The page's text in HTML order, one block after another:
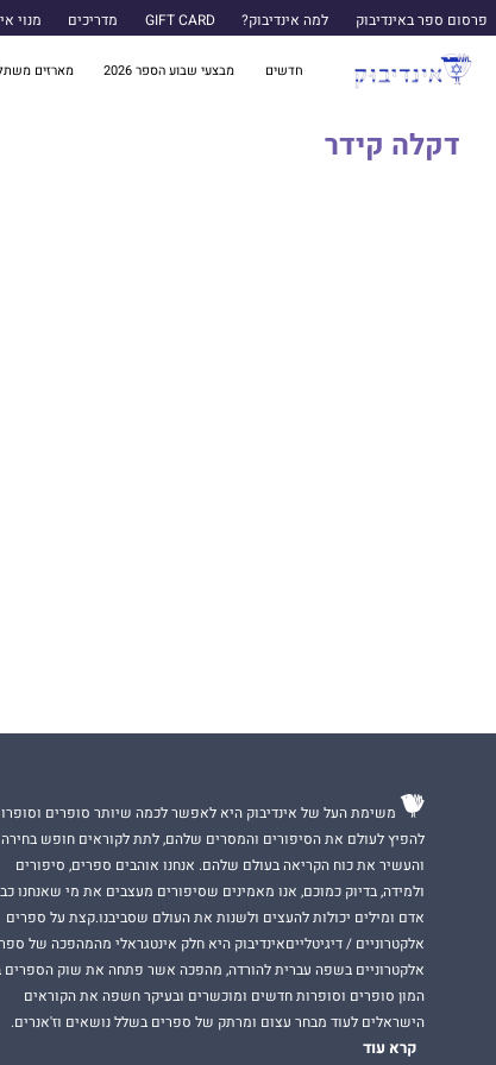
פרסום ספר באינדיבוק למה אינדיבוק? GIFT CARD מדריכים מנוי
חדשים מבצעי שבוע הספר 2026 מארזים
דקלה קידר
משימת העל של אינדיבוק היא לאפשר לכמה שיותר סופרים
להפיץ לעולם את הסיפורים והמסרים שלהם, לתת לקוראים חופש בחירה
והעשיר את כוח הקריאה בעולם שלהם. אנחנו אוהבים ספרים, סיפורים
ולמידה, בדיוק כמוכם, אנו מאמינים שסיפורים מעצבים את מי שאנחנו
אדם ומילים יכולות להעצים ולשנות את העולם שסביבנו.קצת על ספרים
אלקטרוניים / דיגיטלייםאינדיבוק היא חלק אינטגראלי מהמהפכה של
אלקטרוניים בשפה עברית להורדה, מהפכה אשר פתחה את שוק הספרים
המון סופרים וסופרות חדשים ומוכשרים ובעיקר חשפה את הקוראים
הישראלים לעוד מבחר עצום ומרתק של ספרים בשלל נושאים וז'אנרים.
קרא עוד